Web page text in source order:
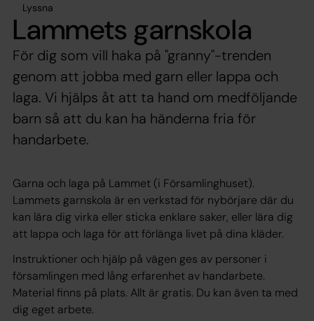
Lyssna
Lammets garnskola
För dig som vill haka på "granny"-trenden
genom att jobba med garn eller lappa och
laga. Vi hjälps åt att ta hand om medföljande
barn så att du kan ha händerna fria för
handarbete.
Garna och laga på Lammet (i Församlinghuset).
Lammets garnskola är en verkstad för nybörjare där du
kan lära dig virka eller sticka enklare saker, eller lära dig
att lappa och laga för att förlänga livet på dina kläder.
Instruktioner och hjälp på vägen ges av personer i
församlingen med lång erfarenhet av handarbete.
Material finns på plats. Allt är gratis. Du kan även ta med
dig eget arbete.